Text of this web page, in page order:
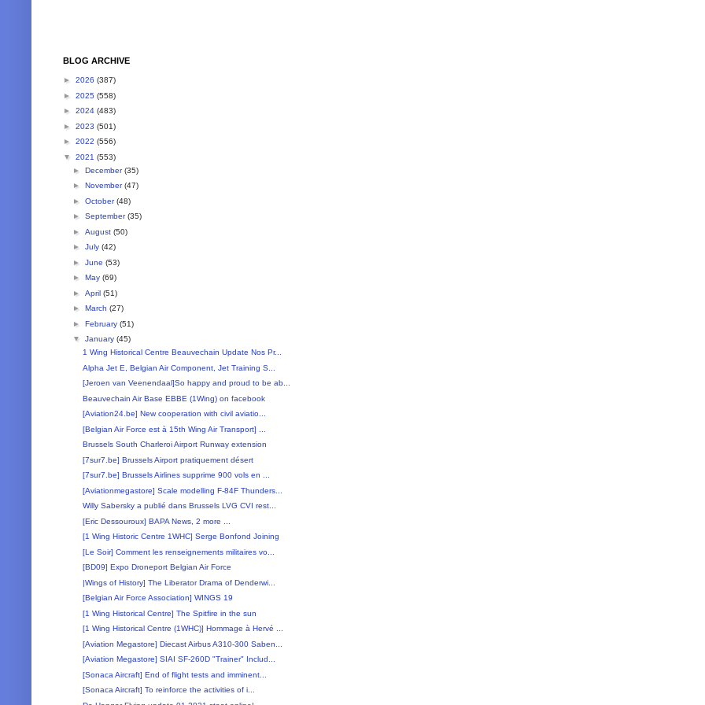
BLOG ARCHIVE
► 2026 (387)
► 2025 (558)
► 2024 (483)
► 2023 (501)
► 2022 (556)
▼ 2021 (553)
► December(35)
► November(47)
► October(48)
► September(35)
► August (50)
► July (42)
► June (53)
► May (69)
► April (51)
► March (27)
► February (51)
▼ January (45)
1 Wing Historical Centre Beauvechain Update Nos Pr...
Alpha Jet E, Belgian Air Component, Jet Training S...
[Jeroen van Veenendaal]So happy and proud to be ab...
Beauvechain Air Base EBBE (1Wing) on facebook
[Aviation24.be] New cooperation with civil aviatio...
[Belgian Air Force est à 15th Wing Air Transport] ...
Brussels South Charleroi Airport Runway extension
[7sur7.be] Brussels Airport pratiquement désert
[7sur7.be] Brussels Airlines supprime 900 vols en ...
[Aviationmegastore] Scale modelling F-84F Thunders...
Willy Sabersky a publié dans Brussels LVG CVI rest...
[Eric Dessouroux] BAPA News, 2 more ...
[1 Wing Historic Centre 1WHC] Serge Bonfond Joining
[Le Soir] Comment les renseignements militaires vo...
[BD09] Expo Droneport Belgian Air Force
|Wings of History] The Liberator Drama of Denderwi...
[Belgian Air Force Association] WINGS 19
[1 Wing Historical Centre] The Spitfire in the sun
[1 Wing Historical Centre (1WHC)] Hommage à Hervé ...
[Aviation Megastore] Diecast Airbus A310-300 Saben...
[Aviation Megastore] SIAI SF-260D "Trainer" Includ...
[Sonaca Aircraft] End of flight tests and imminent...
[Sonaca Aircraft] To reinforce the activities of i...